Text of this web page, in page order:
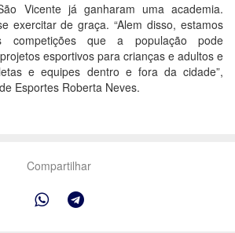
Vicente já ganharam uma academia.
exercitar de graça. “Alem disso, estamos
competições que a população
pode
esportivos para crianças e adultos e
e equipes dentro e fora da cidade”,
Esportes Roberta Neves.
Compartilhar